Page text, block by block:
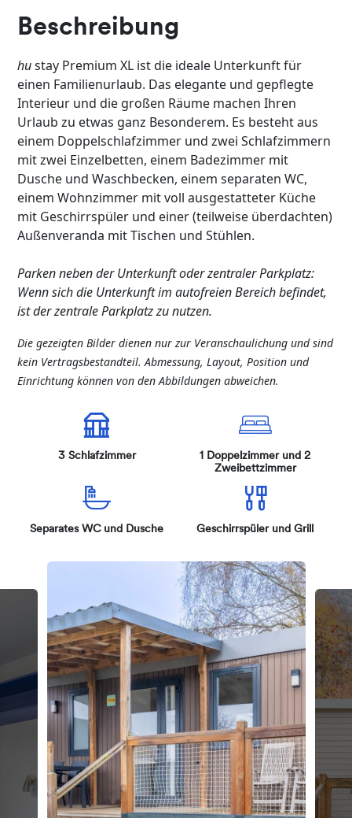
Beschreibung
hustay Premium XL ist die ideale Unterkunft für
einen Familienurlaub. Das elegante und gepflegte
Interieur und die großen Räume machen Ihren
Urlaub zu etwas ganz Besonderem. Es besteht aus
einem Doppelschlafzimmer und zwei Schlafzimmern
mit zwei Einzelbetten, einem Badezimmer mit
Dusche und Waschbecken, einem separaten WC,
einem Wohnzimmer mit voll ausgestatteter Küche
mit Geschirrspüler und einer (teilweise überdachten)
Außenveranda mit Tischen und Stühlen.
Parken neben der Unterkunft oder zentraler Parkplatz:
Wenn sich die Unterkunft im autofreien Bereich befindet,
ist der zentrale Parkplatz zu nutzen.
Die gezeigten Bilder dienen nur zur Veranschaulichung und sind
kein Vertragsbestandteil. Abmessung, Layout, Position und
Einrichtung können von den Abbildungen abweichen.
3 Schlafzimmer
1 Doppelzimmer und 2
Zweibettzimmer
Separates WC und Dusche Geschirrspüler und Grill